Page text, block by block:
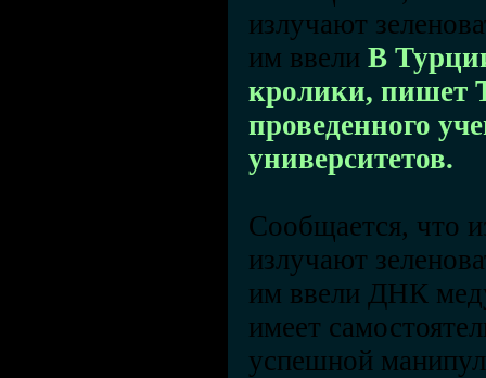
излучают
им ввели В
кролики, пишет
проведенного
университетов.
Сообщается, что
излучают
им ввели ДНК
имеет
успешной